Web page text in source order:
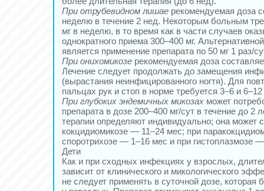
При отрубевидном лишае рекомендуемая доза
неделю в течение 2 нед. Некоторым больным
мг в неделю, в то время как в части случаев
однократного приема 300–400 мг.
является применение препарата по 50 мг 1 раз/
При онихомикозе рекомендуемая доза
Лечение следует продолжать до замещения
(вырастания неинфицированного ногтя). Для
пальцах рук и стоп в норме требуется 3–6 и
При глубоких эндемичных микозах может
препарата в дозе 200–400 мг/сут в течение до 2
терапии определяют индивидуально; она может
кокцидиомикозе — 11–24 мес; при
споротрихозе — 1–16 мес и при гистоплазмозе
Дети
Как и при сходных инфекциях у взрослых,
зависит от клинического и микологического
не следует применять в суточной дозе,